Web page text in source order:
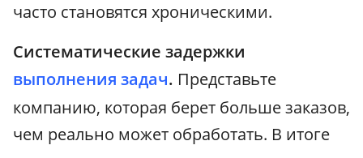
часто становятся хроническими.
Систематические задержки
выполнения задач. Представьте
компанию, которая берет больше заказов,
чем реально может обработать. В итоге